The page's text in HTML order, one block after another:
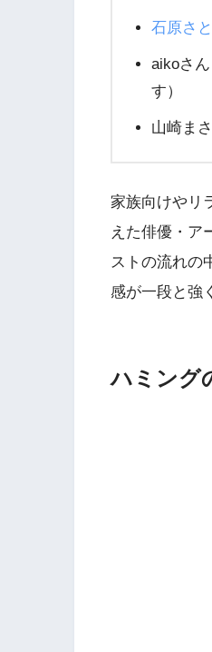
石原さ
aikoさ
す）
山崎ま
家族向けやリ
えた俳優・ア
ストの流れの
感が一段と強
ハミング